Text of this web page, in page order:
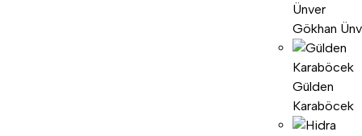
Gökhan
Gülden
Karaböcek